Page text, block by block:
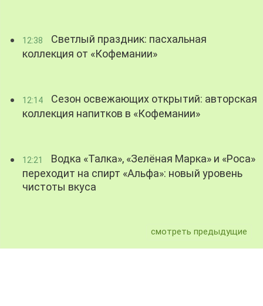
12:38
Светлый праздник: пасхальная
коллекция от «Кофемании»
12:14
Сезон освежающих открытий: авторская
коллекция напитков в «Кофемании»
12:21
Водка «Талка», «Зелёная Марка» и «Роса»
переходит на спирт «Альфа»: новый уровень
чистоты вкуса
смотреть предыдущие